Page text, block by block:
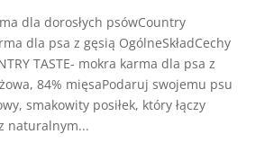
dla dorosłych psówCountry
dla psa z gęsią OgólneSkładCechy
TASTE- mokra karma dla psa z
84% mięsaPodaruj swojemu psu
smakowity posiłek, który łączy
naturalnym...